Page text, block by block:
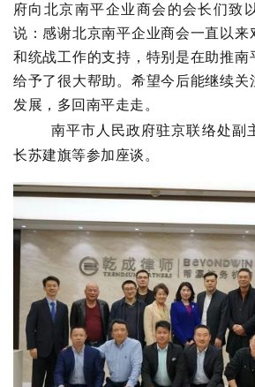
府向北京南平企业商会的会长们致
说：感谢北京南平企业商会一直以来
和统战工作的支持，特别是在助推南
给予了很大帮助。希望今后能继续关
发展，多回南平走走。
南平市人民政府驻京联络处副
长苏建旗等参加座谈。